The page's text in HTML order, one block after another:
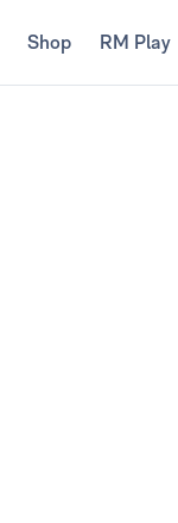
Shop RM Play